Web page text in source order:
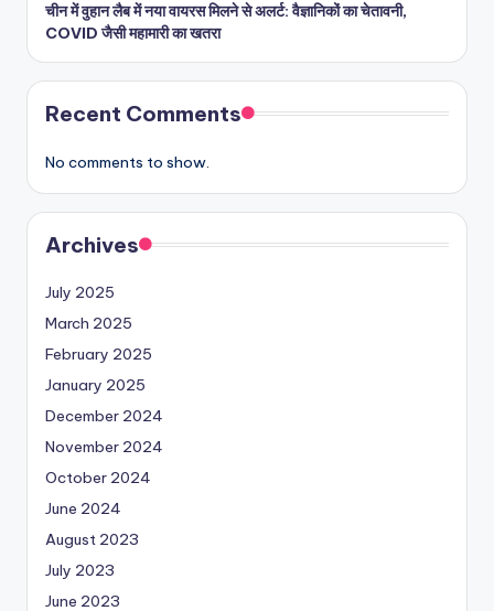
चीन में वुहान लैब में नया वायरस मिलने से अलर्ट: वैज्ञानिकों का चेतावनी,
COVID जैसी महामारी का खतरा
Recent Comments
No comments to show.
Archives
July 2025
March 2025
February 2025
January 2025
December 2024
November 2024
October 2024
June 2024
August 2023
July 2023
June 2023